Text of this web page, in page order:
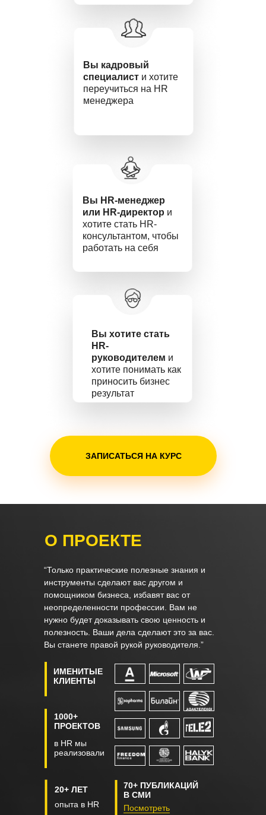
ЗАПИСАТЬСЯ НА КУРС
Вы кадровый
специалист и хотите
переучиться на HR
менеджера
Вы HR-менеджер
или HR-директор и
хотите стать HR-
консультантом, чтобы
работать на себя
Вы хотите стать
HR-
руководителем и
хотите понимать как
приносить бизнес
результат
“Только практические полезные знания и
инструменты сделают вас другом и
помощником бизнеса, избавят вас от
неопределенности профессии. Вам не
нужно будет доказывать свою ценность и
полезность. Ваши дела сделают это за вас.
Вы станете правой рукой руководителя.”
О ПРОЕКТЕ
20+ ЛЕТ
опыта в HR
ИМЕНИТЫЕ
КЛИЕНТЫ
1000+
ПРОЕКТОВ
в HR мы
реализовали
70+ ПУБЛИКАЦИЙ
В СМИ
Посмотреть